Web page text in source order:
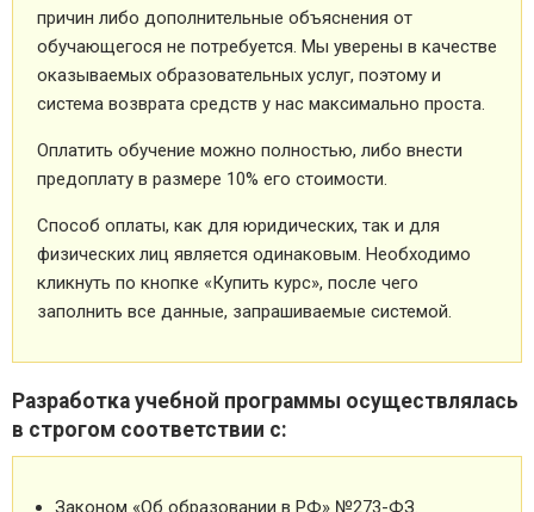
причин либо дополнительные объяснения от
обучающегося не потребуется. Мы уверены в качестве
оказываемых образовательных услуг, поэтому и
система возврата средств у нас максимально проста.
Оплатить обучение можно полностью, либо внести
предоплату в размере 10% его стоимости.
Способ оплаты, как для юридических, так и для
физических лиц является одинаковым. Необходимо
кликнуть по кнопке «Купить курс», после чего
заполнить все данные, запрашиваемые системой.
Разработка учебной программы осуществлялась
в строгом соответствии с:
Законом «Об образовании в РФ» №273-ФЗ.